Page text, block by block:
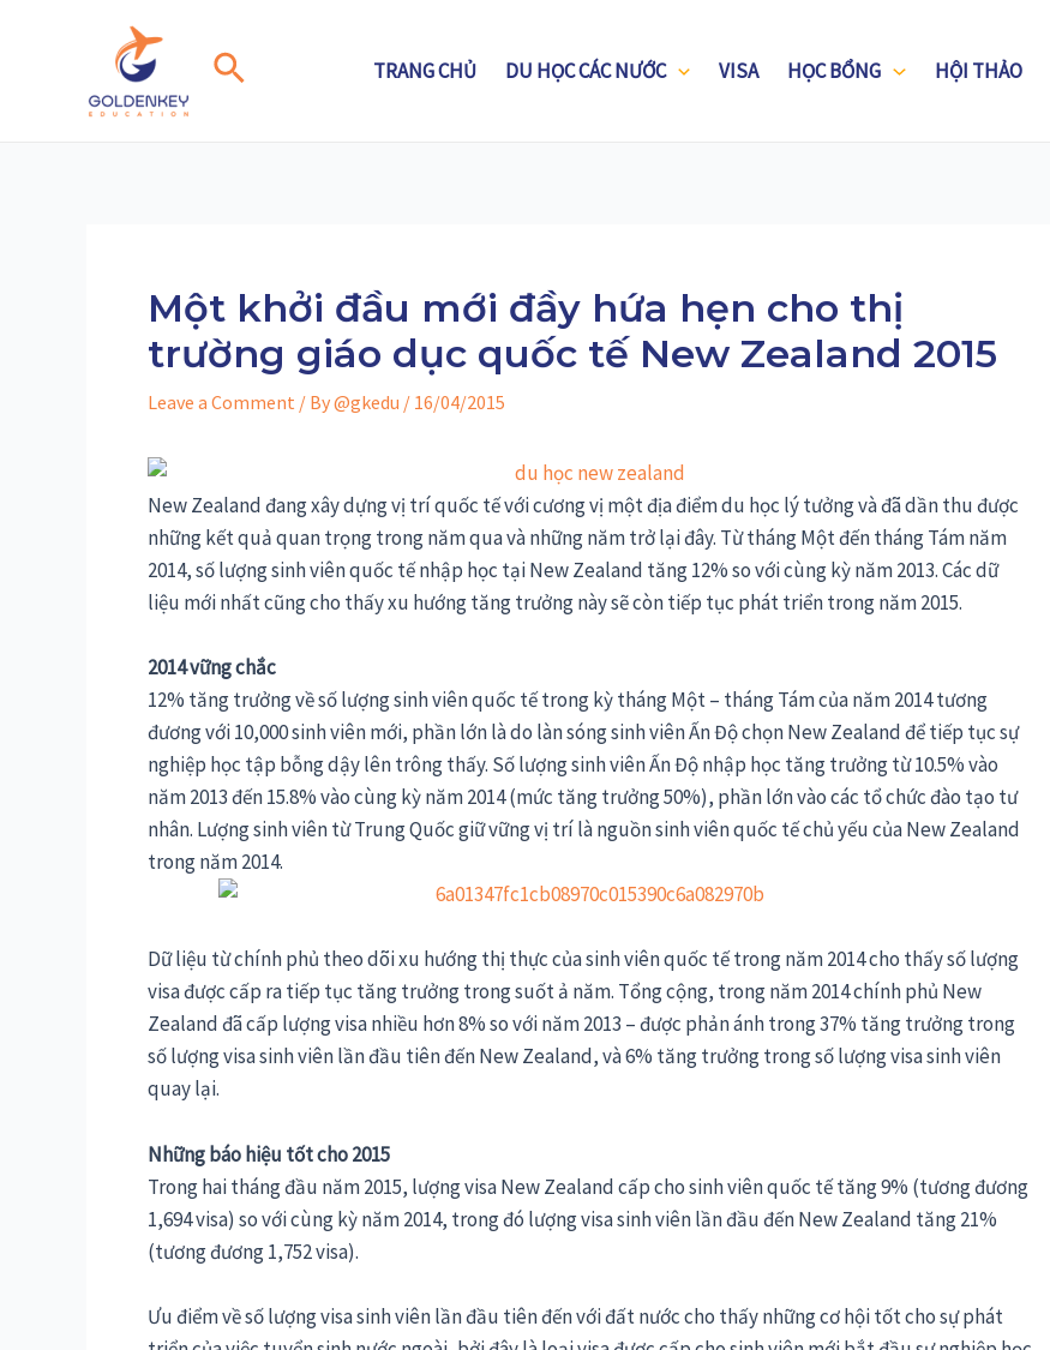
Search TRANG CHỦ DU HỌC CÁC NƯỚC VISA HỌC BỔNG HỘI THẢO
Một khởi đầu mới đầy hứa hẹn cho thị
trường giáo dục quốc tế New Zealand 2015
Leave a Comment / By@gkedu / 16/04/2015
New Zealand đang xây dựng vị trí quốc tế với cương vị một địa điểm du học lý tưởng và đã dần thu được
những kết quả quan trọng trong năm qua và những năm trở lại đây. Từ tháng Một đến tháng Tám năm
2014, số lượng sinh viên quốc tế nhập học tại New Zealand tăng 12% so với cùng kỳ năm 2013. Các dữ
liệu mới nhất cũng cho thấy xu hướng tăng trưởng này sẽ còn tiếp tục phát triển trong năm 2015.
2014 vững chắc
12% tăng trưởng về số lượng sinh viên quốc tế trong kỳ tháng Một – tháng Tám của năm 2014 tương
đương với 10,000 sinh viên mới, phần lớn là do làn sóng sinh viên Ấn Độ chọn New Zealand để tiếp tục sự
nghiệp học tập bỗng dậy lên trông thấy. Số lượng sinh viên Ấn Độ nhập học tăng trưởng từ 10.5% vào
năm 2013 đến 15.8% vào cùng kỳ năm 2014 (mức tăng trưởng 50%), phần lớn vào các tổ chức đào tạo tư
nhân. Lượng sinh viên từ Trung Quốc giữ vững vị trí là nguồn sinh viên quốc tế chủ yếu của New Zealand
trong năm 2014.
Dữ liệu từ chính phủ theo dõi xu hướng thị thực của sinh viên quốc tế trong năm 2014 cho thấy số lượng
visa được cấp ra tiếp tục tăng trưởng trong suốt ả năm. Tổng cộng, trong năm 2014 chính phủ New
Zealand đã cấp lượng visa nhiều hơn 8% so với năm 2013 – được phản ánh trong 37% tăng trưởng trong
số lượng visa sinh viên lần đầu tiên đến New Zealand, và 6% tăng trưởng trong số lượng visa sinh viên
quay lại.
Những báo hiệu tốt cho 2015
Trong hai tháng đầu năm 2015, lượng visa New Zealand cấp cho sinh viên quốc tế tăng 9% (tương đương
1,694 visa) so với cùng kỳ năm 2014, trong đó lượng visa sinh viên lần đầu đến New Zealand tăng 21%
(tương đương 1,752 visa).
Ưu điểm về số lượng visa sinh viên lần đầu tiên đến với đất nước cho thấy những cơ hội tốt cho sự phát